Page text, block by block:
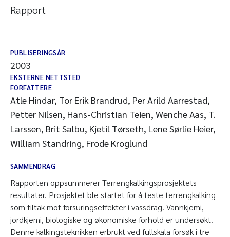
Rapport
PUBLISERINGSÅR
2003
EKSTERNE NETTSTED
FORFATTERE
Atle Hindar, Tor Erik Brandrud, Per Arild Aarrestad,
Petter Nilsen, Hans-Christian Teien, Wenche Aas, T.
Larssen, Brit Salbu, Kjetil Tørseth, Lene Sørlie Heier,
William Standring, Frode Kroglund
SAMMENDRAG
Rapporten oppsummerer Terrengkalkingsprosjektets
resultater. Prosjektet ble startet for å teste terrengkalking
som tiltak mot forsuringseffekter i vassdrag. Vannkjemi,
jordkjemi, biologiske og økonomiske forhold er undersøkt.
Denne kalkingsteknikken erbrukt ved fullskala forsøk i tre